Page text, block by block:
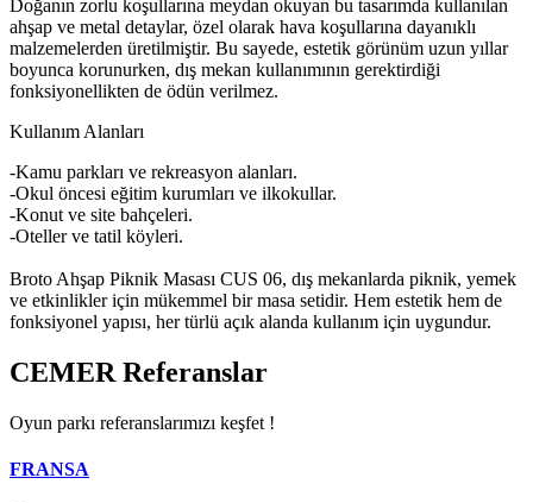
Doğanın zorlu koşullarına meydan okuyan bu tasarımda kullanılan
ahşap ve metal detaylar, özel olarak hava koşullarına dayanıklı
malzemelerden üretilmiştir. Bu sayede, estetik görünüm uzun yıllar
boyunca korunurken, dış mekan kullanımının gerektirdiği
fonksiyonellikten de ödün verilmez.
Kullanım Alanları
-Kamu parkları ve rekreasyon alanları.
-Okul öncesi eğitim kurumları ve ilkokullar.
-Konut ve site bahçeleri.
-Oteller ve tatil köyleri.
Broto Ahşap Piknik Masası CUS 06, dış mekanlarda piknik, yemek
ve etkinlikler için mükemmel bir masa setidir. Hem estetik hem de
fonksiyonel yapısı, her türlü açık alanda kullanım için uygundur.
CEMER Referanslar
Oyun parkı referanslarımızı keşfet !
FRANSA